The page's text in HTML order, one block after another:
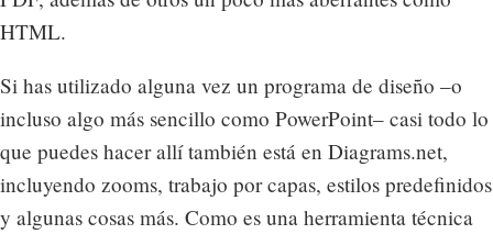
HTML.
Si has utilizado alguna vez un programa de diseño –o
incluso algo más sencillo como PowerPoint– casi todo lo
que puedes hacer allí también está en Diagrams.net,
incluyendo zooms, trabajo por capas, estilos predefinidos
y algunas cosas más. Como es una herramienta técnica